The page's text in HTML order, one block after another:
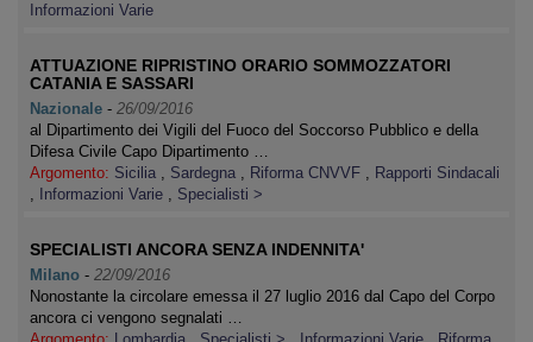
Informazioni Varie
ATTUAZIONE RIPRISTINO ORARIO SOMMOZZATORI
CATANIA E SASSARI
Nazionale - 26/09/2016
al Dipartimento dei Vigili del Fuoco del Soccorso Pubblico e della
Difesa Civile Capo Dipartimento …
Argomento: Sicilia , Sardegna , Riforma CNVVF , Rapporti Sindacali
,
Informazioni Varie , Specialisti >
SPECIALISTI ANCORA SENZA INDENNITA'
Milano - 22/09/2016
Nonostante la circolare emessa il 27 luglio 2016 dal Capo del Corpo
ancora ci vengono segnalati …